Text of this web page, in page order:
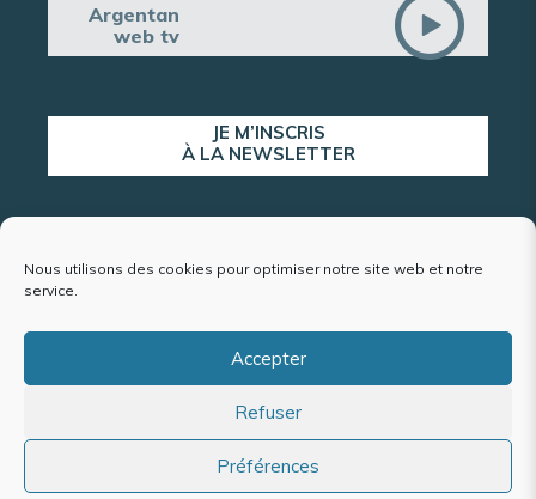
Nous utilisons des cookies pour optimiser notre site web et notre
service.
Accepter
Refuser
Préférences
Argentan
web tv
JE M’INSCRIS
À LA NEWSLETTER
ALERTE POPULATION
Mentions légales et politique de confidentialité
Accessibilité : conformité partielle
Politique de cookies (UE)